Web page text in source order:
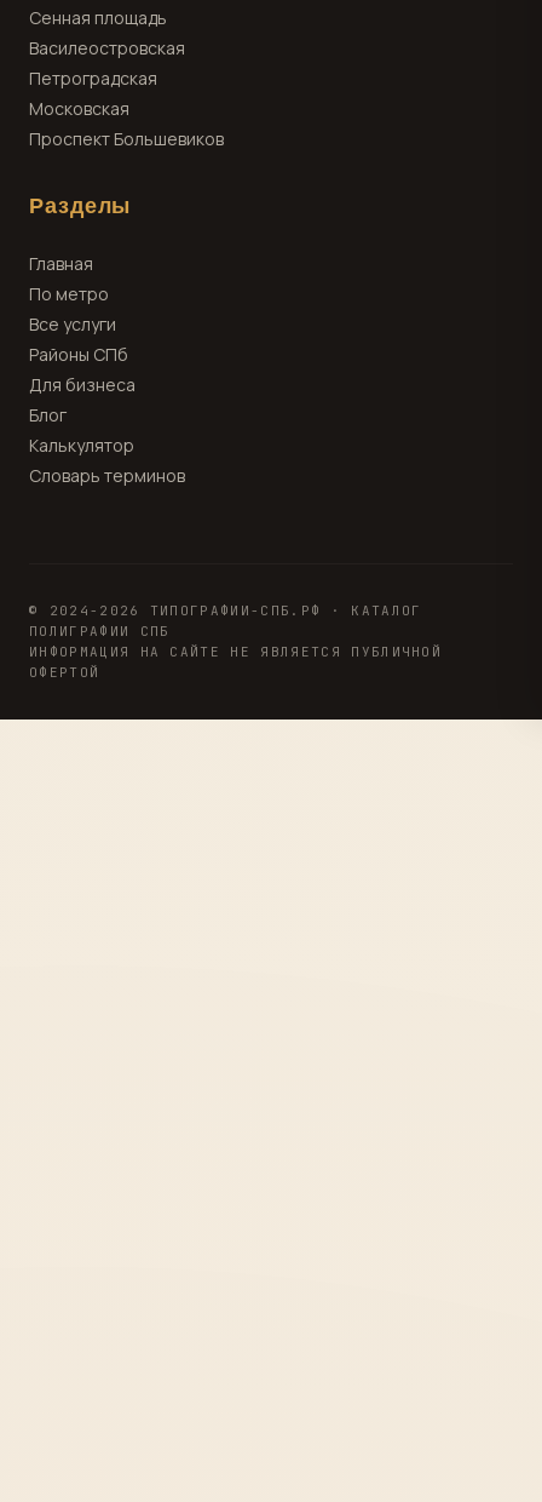
Сенная площадь
Василеостровская
Петроградская
Московская
Проспект Большевиков
Разделы
Главная
По метро
Все услуги
Районы СПб
Для бизнеса
Блог
Калькулятор
Словарь терминов
© 2024-2026 ТИПОГРАФИИ-СПБ.РФ · КАТАЛОГ
ПОЛИГРАФИИ СПБ
ИНФОРМАЦИЯ НА САЙТЕ НЕ ЯВЛЯЕТСЯ ПУБЛИЧНОЙ
ОФЕРТОЙ